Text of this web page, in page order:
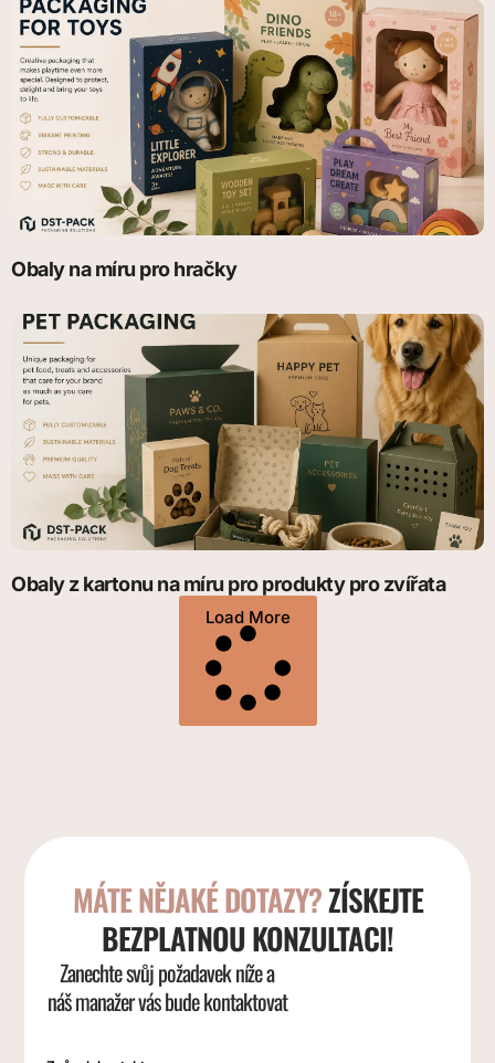
Obaly na míru pro hračky
Obaly z kartonu na míru pro produkty pro zvířata
Load More
MÁTE NĚJAKÉ DOTAZY?ZÍSKEJTE
BEZPLATNOU KONZULTACI!
Zanechte svůj požadavek níže a
náš manažer vás bude kontaktovat